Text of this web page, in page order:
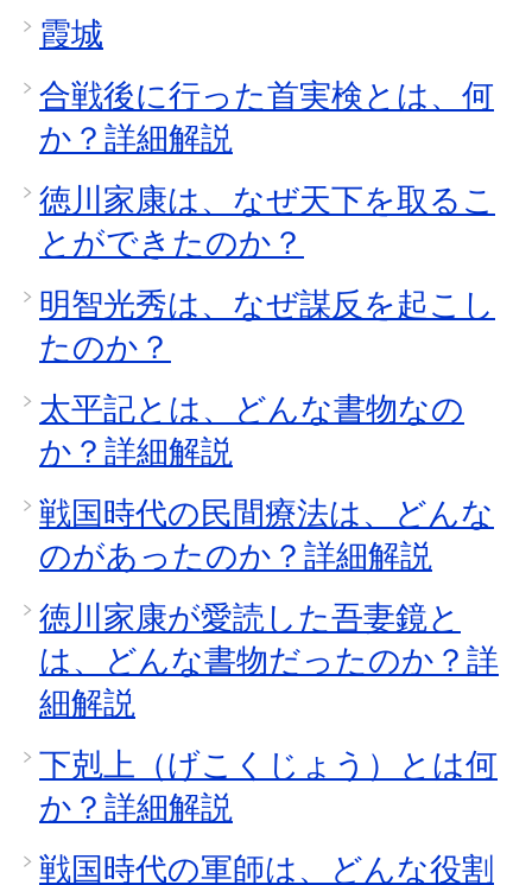
霞城
合戦後に行った首実検とは、何
か？詳細解説
徳川家康は、なぜ天下を取るこ
とができたのか？
明智光秀は、なぜ謀反を起こし
たのか？
太平記とは、どんな書物なの
か？詳細解説
戦国時代の民間療法は、どんな
のがあったのか？詳細解説
徳川家康が愛読した吾妻鏡と
は、どんな書物だったのか？詳
細解説
下剋上（げこくじょう）とは何
か？詳細解説
戦国時代の軍師は、どんな役割